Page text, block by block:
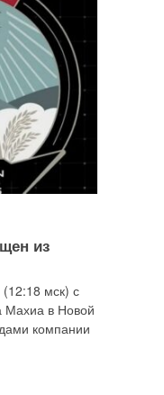
из
(12:18 мск) с
Махиа в Новой
компании